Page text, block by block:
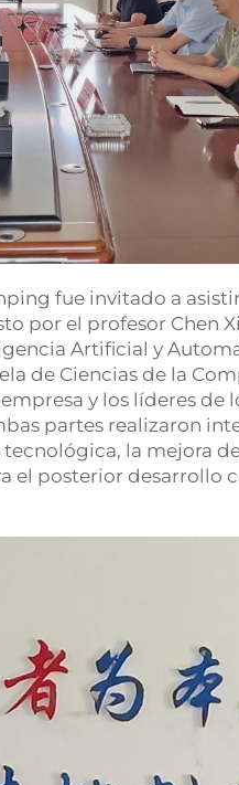
fue invitado a
por el profesor Chen
Artificial y
de Ciencias de la
y los líderes de
partes realizaron
la mejora
el posterior desarrollo